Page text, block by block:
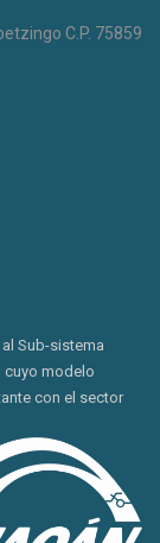
C.P. 75859
Sub-sistema
cuyo modelo
con el sector